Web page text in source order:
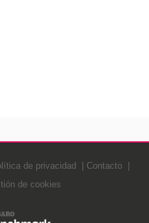
de privacidad
Contacto
de cookies